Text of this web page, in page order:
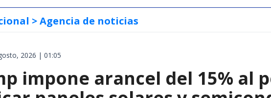
> Agencia de noticias
2026 | 01:05
impone arancel del 15% al